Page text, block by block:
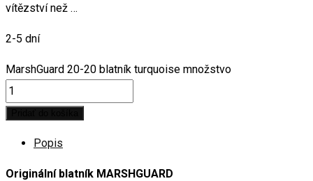
vítězství než …
2-5 dní
MarshGuard 20-20 blatník turquoise množstvo
Popis
Originální blatník MARSHGUARD